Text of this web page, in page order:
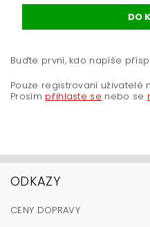
Buďte první, kdo napíše
Pouze registrovaní uživatelé
Prosím přihlaste se nebo se
ODKAZY
CENY DOPRAVY